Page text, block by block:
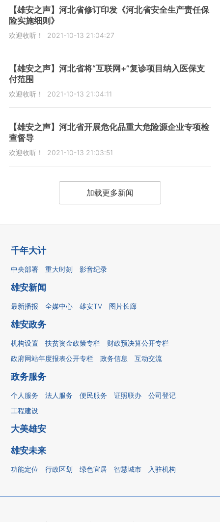
【雄安之声】河北省修订印发《河北省安全生产责任保
险实施细则》
欢迎收听！ 2021-10-13 21:04:27
【雄安之声】河北省将“互联网+”复诊项目纳入医保支
付范围
欢迎收听！ 2021-10-13 21:04:11
【雄安之声】河北省开展危化品重大危险源企业专项检
查督导
欢迎收听！ 2021-10-13 21:03:51
加载更多新闻
千年大计
中央部署 重大时刻 影音纪录
雄安新闻
最新播报 全媒中心 雄安TV 图片长廊
雄安政务
机构设置 扶贫资金政策专栏
财政预决算公开专栏
政府网站年度报表公开专栏
政务信息 互动交流
政务服务
个人服务 法人服务 便民服务 证照联办
公司登记
工程建设
大美雄安
雄安未来
功能定位 行政区划 绿色宜居 智慧城市 入驻机构